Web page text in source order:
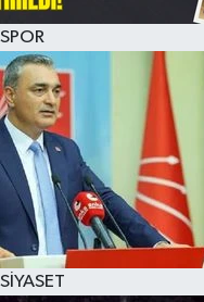
SPOR
SİYASET